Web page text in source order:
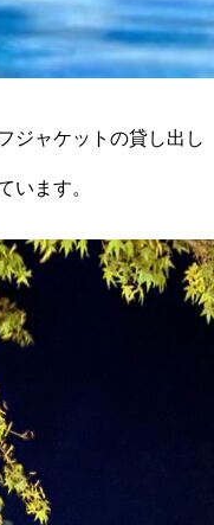
ジャケットの貸し出し
います。